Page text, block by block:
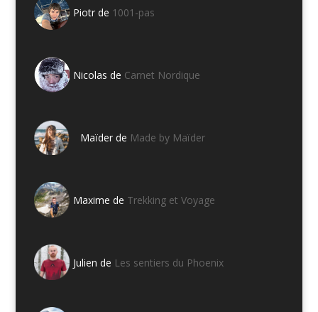
Piotr de 1001-pas
Nicolas de Carnet Nordique
Maïder de Made by Maïder
Maxime de Trekking et Voyage
Julien de Les sentiers du Phoenix